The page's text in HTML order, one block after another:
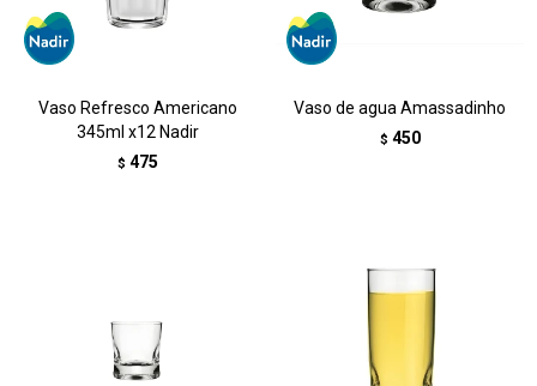
Vaso Refresco Americano
345ml x12 Nadir
$ 475
Vaso de agua Amassadinho
$ 450